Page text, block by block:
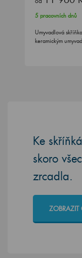
5 pracovních dnů
Umyvadlová
keramickým
Ke
skoro
zrcadla.
ZOBRAZIT